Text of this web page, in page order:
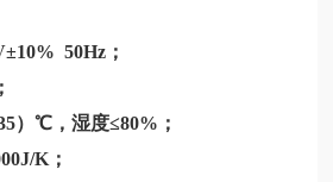
50Hz；
35）℃，湿度≤80%；
K；